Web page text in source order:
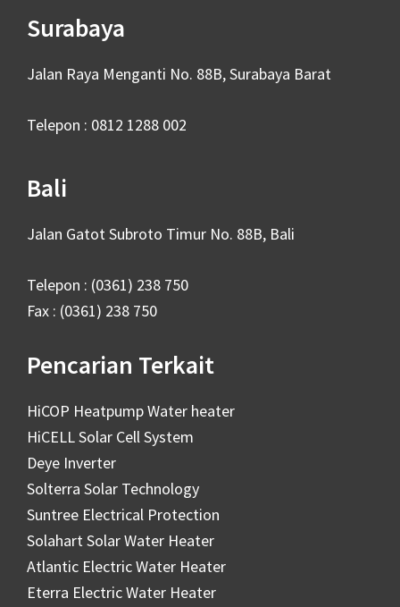
Surabaya
Jalan Raya Menganti No. 88B, Surabaya Barat
Telepon : 0812 1288 002
Bali
Jalan Gatot Subroto Timur No. 88B, Bali
Telepon : (0361) 238 750
Fax : (0361) 238 750
Pencarian Terkait
HiCOP Heatpump Water heater
HiCELL Solar Cell System
Deye Inverter
Solterra Solar Technology
Suntree Electrical Protection
Solahart Solar Water Heater
Atlantic Electric Water Heater
Eterra Electric Water Heater